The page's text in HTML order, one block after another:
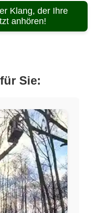
Klang, der Ihre
anhören!
Sie: